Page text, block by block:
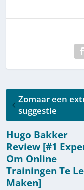
[Cruciaal]
Zomaar een
suggestie
Hugo Bakker
Review [#1
Om Online
Trainingen Te
Maken]